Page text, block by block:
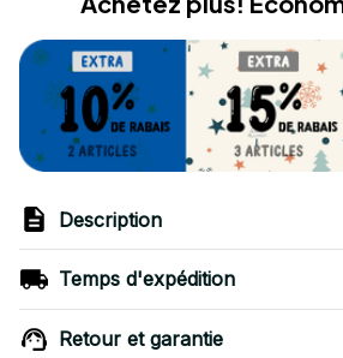
Description
Temps d'expédition
Retour et garantie